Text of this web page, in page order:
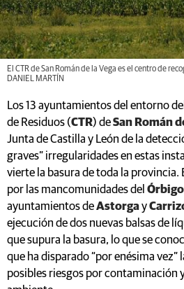
El CTR de San Román de la Vega es el centro de
DANIEL MARTÍN
Los 13 ayuntamientos del entorno
de Residuos (CTR) deSan Román
Junta de Castilla y León de la
graves” irregularidades en estas
vierte la basura de toda la
por las mancomunidades del Órbigo
ayuntamientos deAstorgay
ejecución de dos nuevas balsas de
que supura la basura, lo que se
que ha disparado “por enésima vez”
posibles riesgos por contaminación